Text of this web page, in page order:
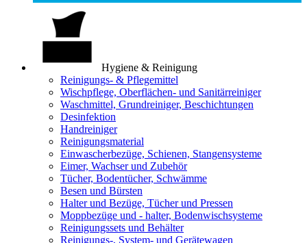
Hygiene & Reinigung
Reinigungs- & Pflegemittel
Wischpflege, Oberflächen- und Sanitärreiniger
Waschmittel, Grundreiniger, Beschichtungen
Desinfektion
Handreiniger
Reinigungsmaterial
Einwascherbezüge, Schienen, Stangensysteme
Eimer, Wachser und Zubehör
Tücher, Bodentücher, Schwämme
Besen und Bürsten
Halter und Bezüge, Tücher und Pressen
Moppbezüge und - halter, Bodenwischsysteme
Reinigungssets und Behälter
Reinigungs-, System- und Gerätewagen